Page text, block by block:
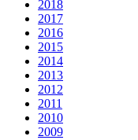
2018
2017
2016
2015
2014
2013
2012
2011
2010
2009